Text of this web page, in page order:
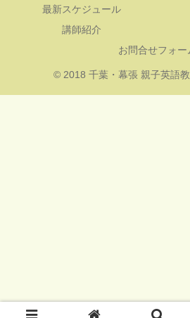
最新スケジュール
講師紹介
お問合せフォー
© 2018 千葉・幕張 親子英語